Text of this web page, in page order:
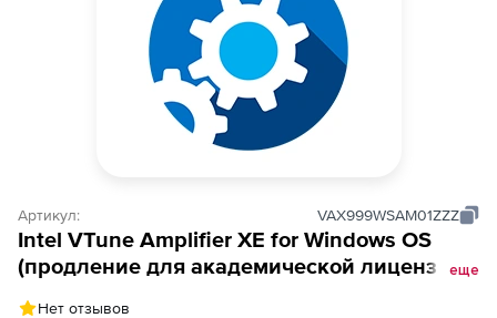
Артикул: VAX999WSAM01ZZZ
Intel VTune Amplifier XE for Windows OS
(продление для академической лицензии),
еще
Нет отзывов